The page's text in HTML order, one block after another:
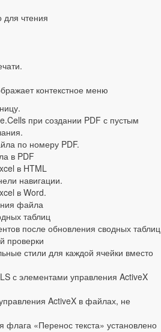
чтения
контекстное меню
при создании PDF с пустым
по номеру PDF.
в PDF
в HTML
навигации.
в Word.
файла
таблиц
после обновления сводных таблиц
проверки
стили для каждой ячейки вместо
с элементами управления ActiveX
ActiveX в файлах, не
флага «Перенос текста» установлено